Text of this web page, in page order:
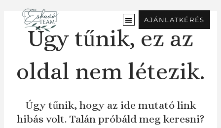
tartalomra
AJÁNLATKÉRÉS
Úgy tűnik, ez az
oldal nem létezik.
Úgy tűnik, hogy az ide mutató link
hibás volt. Talán próbáld meg keresni?